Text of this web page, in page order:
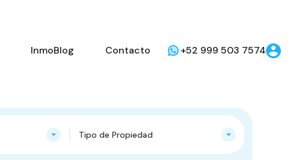
InmoBlog Contacto +52 999 503 7574
Tipo de Propiedad